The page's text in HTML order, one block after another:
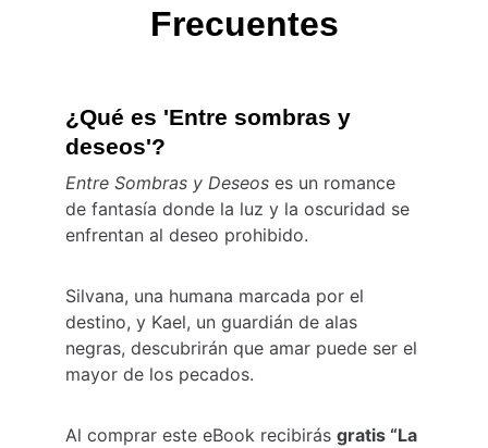
Frecuentes
¿Qué es 'Entre sombras y
deseos'?
Entre Sombras y Deseos es un romance
de fantasía donde la luz y la oscuridad se
enfrentan al deseo prohibido.
Silvana, una humana marcada por el
destino, y Kael, un guardián de alas
negras, descubrirán que amar puede ser el
mayor de los pecados.
Al comprar este eBook recibirás gratis “La